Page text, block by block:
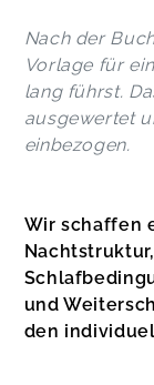
Nach der
Vorlage für
lang führst.
ausgewertet
einbezogen.
Wir schaffen
und
den